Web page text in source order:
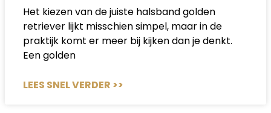
Het kiezen van de juiste halsband golden
retriever lijkt misschien simpel, maar in de
praktijk komt er meer bij kijken dan je denkt.
Een golden
LEES SNEL VERDER >>